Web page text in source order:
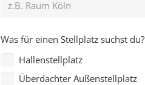
Was für einen Stellplatz suchst du?
Hallenstellplatz
Überdachter Außenstellplatz